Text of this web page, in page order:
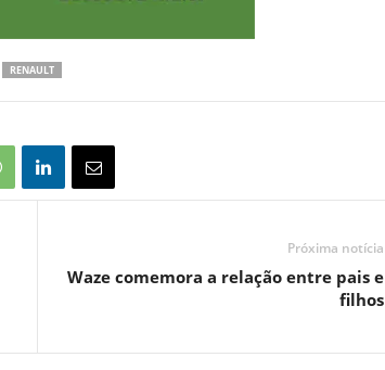
RENAULT
Próxima notícia
Waze comemora a relação entre pais e
filhos